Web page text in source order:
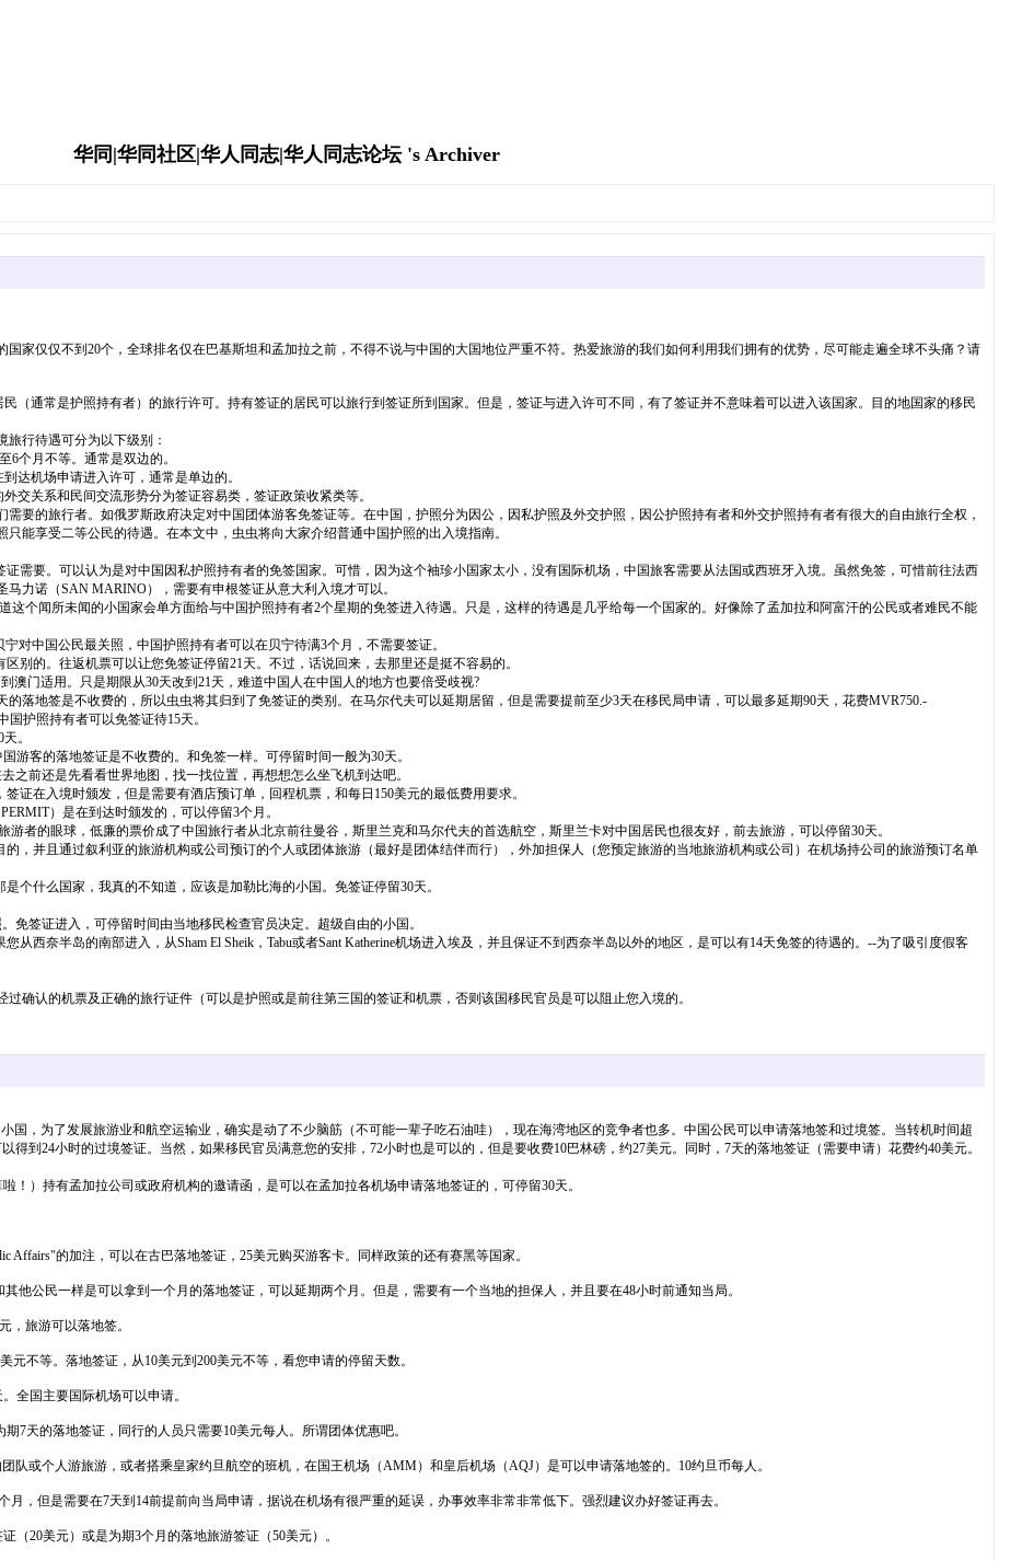
华同|华同社区|华人同志|华人同志论坛 's Archiver
仅仅不到20个，全球排名仅在巴基斯坦和孟加拉之前，不得不说与中国的大国地位严重不符。热爱旅游的我们如何利用我们拥有的优势，尽可能走遍全球不头痛？请
通常是护照持有者）的旅行许可。持有签证的居民可以旅行到签证所到国家。但是，签证与进入许可不同，有了签证并不意味着可以进入该国家。目的地国家的移民
旅行待遇可分为以下级别：
至6个月不等。通常是双边的。
到达机场申请进入许可，通常是单边的。
关系和民间交流形势分为签证容易类，签证政策收紧类等。
的旅行者。如俄罗斯政府决定对中国团体游客免签证等。在中国，护照分为因公，因私护照及外交护照，因公护照持有者和外交护照持有者有很大的自由旅行全权，
能享受二等公民的待遇。在本文中，虫虫将向大家介绍普通中国护照的出入境指南。
要。可以认为是对中国因私护照持有者的免签国家。可惜，因为这个袖珍小国家太小，没有国际机场，中国旅客需要从法国或西班牙入境。虽然免签，可惜前往法西
力诺（SAN MARINO），需要有申根签证从意大利入境才可以。
闻所未闻的小国家会单方面给与中国护照持有者2个星期的免签进入待遇。只是，这样的待遇是几乎给每一个国家的。好像除了孟加拉和阿富汗的公民或者难民不能
中国公民最关照，中国护照持有者可以在贝宁待满3个月，不需要签证。
的。往返机票可以让您免签证停留21天。不过，话说回来，去那里还是挺不容易的。
门适用。只是期限从30天改到21天，难道中国人在中国人的地方也要倍受歧视?
地签是不收费的，所以虫虫将其归到了免签证的类别。在马尔代夫可以延期居留，但是需要提前至少3天在移民局申请，可以最多延期90天，花费MVR750.-
护照持有者可以免签证待15天。
。
客的落地签证是不收费的。和免签一样。可停留时间一般为30天。
前还是先看看世界地图，找一找位置，再想想怎么坐飞机到达吧。
在入境时颁发，但是需要有酒店预订单，回程机票，和每日150美元的最低费用要求。
）是在到达时颁发的，可以停留3个月。
的眼球，低廉的票价成了中国旅行者从北京前往曼谷，斯里兰克和马尔代夫的首选航空，斯里兰卡对中国居民也很友好，前去旅游，可以停留30天。
并且通过叙利亚的旅游机构或公司预订的个人或团体旅游（最好是团体结伴而行），外加担保人（您预定旅游的当地旅游机构或公司）在机场持公司的旅游预订名单
什么国家，我真的不知道，应该是加勒比海的小国。免签证停留30天。
签证进入，可停留时间由当地移民检查官员决定。超级自由的小国。
西奈半岛的南部进入，从Sham El Sheik，Tabu或者Sant Katherine机场进入埃及，并且保证不到西奈半岛以外的地区，是可以有14天免签的待遇的。--为了吸引度假客
认的机票及正确的旅行证件（可以是护照或是前往第三国的签证和机票，否则该国移民官员是可以阻止您入境的。
发展旅游业和航空运输业，确实是动了不少脑筋（不可能一辈子吃石油哇），现在海湾地区的竞争者也多。中国公民可以申请落地签和过境签。当转机时间超
到24小时的过境签证。当然，如果移民官员满意您的安排，72小时也是可以的，但是要收费10巴林磅，约27美元。同时，7天的落地签证（需要申请）花费约40美元。
）持有孟加拉公司或政府机构的邀请函，是可以在孟加拉各机场申请落地签证的，可停留30天。
的加注，可以在古巴落地签证，25美元购买游客卡。同样政策的还有赛黑等国家。
公民一样是可以拿到一个月的落地签证，可以延期两个月。但是，需要有一个当地的担保人，并且要在48小时前通知当局。
旅游可以落地签。
不等。落地签证，从10美元到200美元不等，看您申请的停留天数。
国主要国际机场可以申请。
天的落地签证，同行的人员只需要10美元每人。所谓团体优惠吧。
或个人游旅游，或者搭乘皇家约旦航空的班机，在国王机场（AMM）和皇后机场（AQJ）是可以申请落地签的。10约旦币每人。
但是需要在7天到14前提前向当局申请，据说在机场有很严重的延误，办事效率非常非常低下。强烈建议办好签证再去。
20美元）或是为期3个月的落地旅游签证（50美元）。